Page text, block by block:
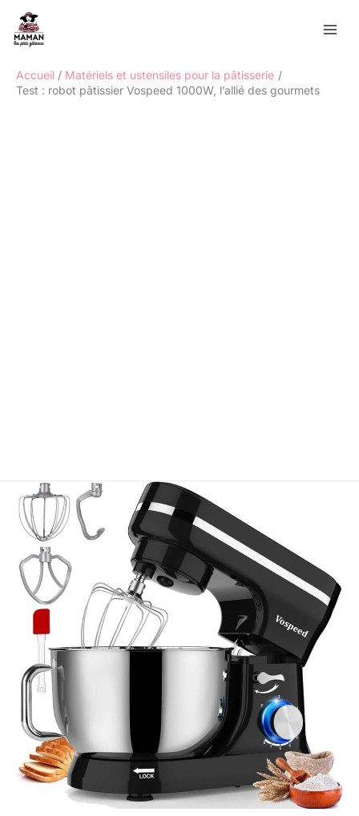
contenu
Accueil
Matériels et ustensiles pour la pâtisserie
Test : robot pâtissier Vospeed 1000W, l’allié des gourmets
Rechercher